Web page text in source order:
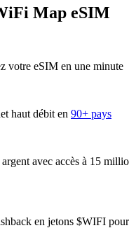
Map eSIM
votre eSIM en une minute
haut débit en 90+ pays
avec accès à 15
en jetons $WIFI